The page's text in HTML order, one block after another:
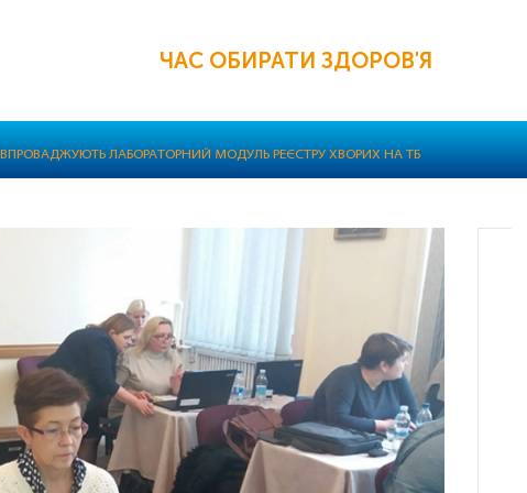
ЧАС ОБИРАТИ ЗДОРОВ'Я
ВПРОВАДЖУЮТЬ ЛАБОРАТОРНИЙ МОДУЛЬ РЕЄСТРУ ХВОРИХ НА ТБ